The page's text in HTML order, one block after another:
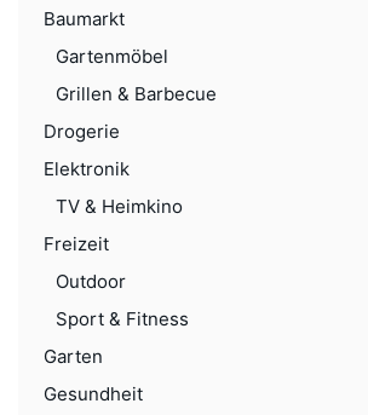
Baumarkt
Gartenmöbel
Grillen & Barbecue
Drogerie
Elektronik
TV & Heimkino
Freizeit
Outdoor
Sport & Fitness
Garten
Gesundheit